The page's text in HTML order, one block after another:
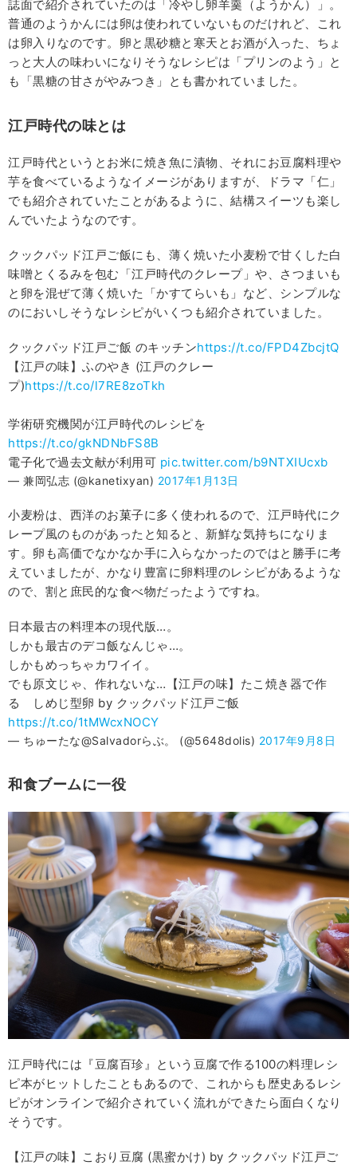
誌面で紹介されていたのは「冷やし卵羊羹（ようかん）」。
普通のようかんには卵は使われていないものだけれど、これ
は卵入りなのです。卵と黒砂糖と寒天とお酒が入った、ちょ
っと大人の味わいになりそうなレシピは「プリンのよう」と
も「黒糖の甘さがやみつき」とも書かれていました。
江戸時代の味とは
江戸時代というとお米に焼き魚に漬物、それにお豆腐料理や
芋を食べているようなイメージがありますが、ドラマ「仁」
でも紹介されていたことがあるように、結構スイーツも楽し
んでいたようなのです。
クックパッド江戸ご飯にも、薄く焼いた小麦粉で甘くした白
味噌とくるみを包む「江戸時代のクレープ」や、さつまいも
と卵を混ぜて薄く焼いた「かすてらいも」など、シンプルな
のにおいしそうなレシピがいくつも紹介されていました。
クックパッド江戸ご飯 のキッチンhttps://t.co/FPD4ZbcjtQ
【江戸の味】ふのやき (江戸のクレー
プ)https://t.co/l7RE8zoTkh
学術研究機関が江戸時代のレシピを
https://t.co/gkNDNbFS8B
電子化で過去文献が利用可 pic.twitter.com/b9NTXIUcxb
— 兼岡弘志 (@kanetixyan) 2017年1月13日
小麦粉は、西洋のお菓子に多く使われるので、江戸時代にク
レープ風のものがあったと知ると、新鮮な気持ちになりま
す。卵も高価でなかなか手に入らなかったのではと勝手に考
えていましたが、かなり豊富に卵料理のレシピがあるような
ので、割と庶民的な食べ物だったようですね。
日本最古の料理本の現代版…。
しかも最古のデコ飯なんじゃ…。
しかもめっちゃカワイイ。
でも原文じゃ、作れないな…【江戸の味】たこ焼き器で作
る しめじ型卵 by クックパッド江戸ご飯
https://t.co/1tMWcxNOCY
— ちゅーたな@Salvadorらぶ。 (@5648dolis) 2017年9月8日
和食ブームに一役
江戸時代には『豆腐百珍』という豆腐で作る100の料理レシ
ピ本がヒットしたこともあるので、これからも歴史あるレシ
ピがオンラインで紹介されていく流れができたら面白くなり
そうです。
【江戸の味】こおり豆腐 (黒蜜かけ) by クックパッド江戸ご